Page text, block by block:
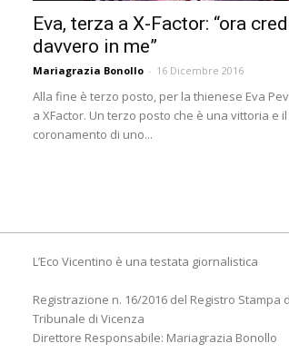
Eva, terza a X-Factor: “ora
davvero in me”
Mariagrazia Bonollo - 16 Dicembre 2016
Alla fine è terzo posto, per la thienese Eva
a XFactor. Un terzo posto che è una vittoria e il
coronamento di uno...
L’Eco Vicentino è una testata giornalistica
Registrazione n. 16/2016 del Registro Stampa
Tribunale di Vicenza
Direttore Responsabile: Mariagrazia Bonollo